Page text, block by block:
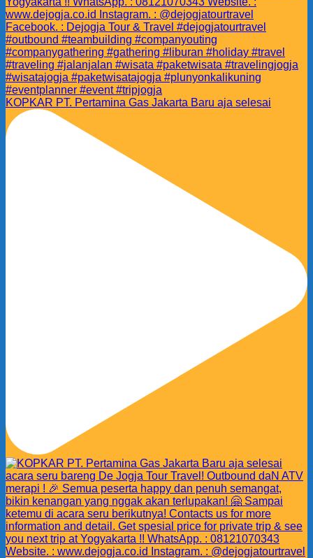
KOPKAR PT. Pertamina Gas Jakarta Baru aja selesai